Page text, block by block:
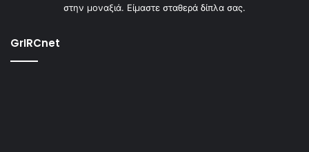
στην μοναξιά. Είμαστε σταθερά δίπλα σας.
GrIRCnet